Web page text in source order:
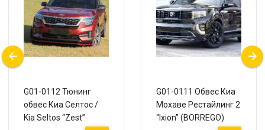
G01-0112 Тюнинг
обвес Киа Селтос /
Kia Seltos “Zest”
G01-0111 Обвес Киа
Мохаве Рестайлинг 2
“Ixion” (BORREGO)